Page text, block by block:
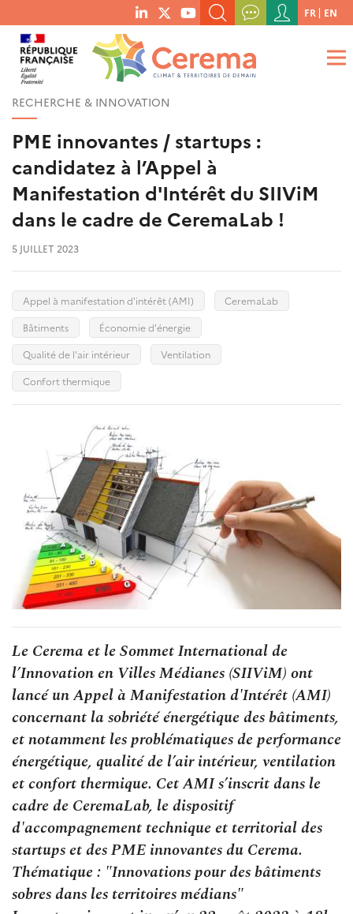
menu
social
links
RECHERCHER UN MOT-CLÉ, UNE PUBLICATION, ETC.
QUE RECHERCHEZ-VOUS ?
Menu
du
compte
de
FR EN
RECHERCHE & INNOVATION
PME innovantes / startups :
candidatez à l’Appel à
Manifestation d'Intérêt du SIIViM
dans le cadre de CeremaLab !
5 JUILLET 2023
Appel à manifestation d'intérêt (AMI)
CeremaLab
Bâtiments
Économie d'énergie
Qualité de l'air intérieur
Ventilation
Confort thermique
Le Cerema et le Sommet International de
l’Innovation en Villes Médianes (SIIViM) ont
lancé un Appel à Manifestation d'Intérêt (AMI)
concernant la sobriété énergétique des bâtiments,
et notamment les problématiques de performance
énergétique, qualité de l’air intérieur, ventilation
et confort thermique. Cet AMI s’inscrit dans le
cadre de CeremaLab, le dispositif
d'accompagnement technique et territorial des
startups et des PME innovantes du Cerema.
Thématique : "Innovations pour des bâtiments
sobres dans les territoires médians"